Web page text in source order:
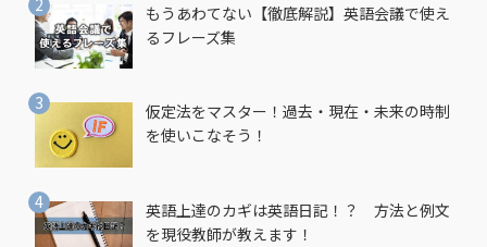
もうあわてない【徹底解説】英語会議で使え
るフレーズ集
仮定法をマスター！過去・現在・未来の時制
を使いこなそう！
英語上達のカギは英語日記！？ 方法と例文
を現役教師が教えます！